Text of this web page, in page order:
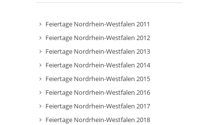
Feiertage Nordrhein-Westfalen 2011
Feiertage Nordrhein-Westfalen 2012
Feiertage Nordrhein-Westfalen 2013
Feiertage Nordrhein-Westfalen 2014
Feiertage Nordrhein-Westfalen 2015
Feiertage Nordrhein-Westfalen 2016
Feiertage Nordrhein-Westfalen 2017
Feiertage Nordrhein-Westfalen 2018